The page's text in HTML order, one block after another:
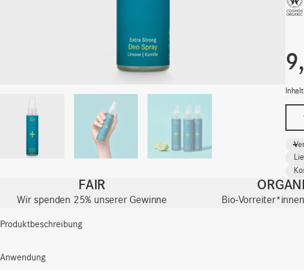
-
+
FAIR
Wir spenden 25% unserer Gewinne Bio-
Produktbeschreibung
Anwendung